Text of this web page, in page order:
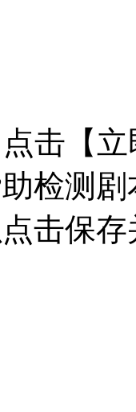
击【
检测
击保